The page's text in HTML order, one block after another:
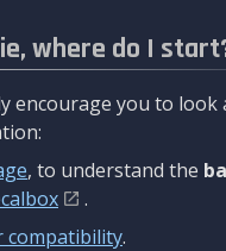
where do I
encourage you to look
, to understand the
.
compatibility.